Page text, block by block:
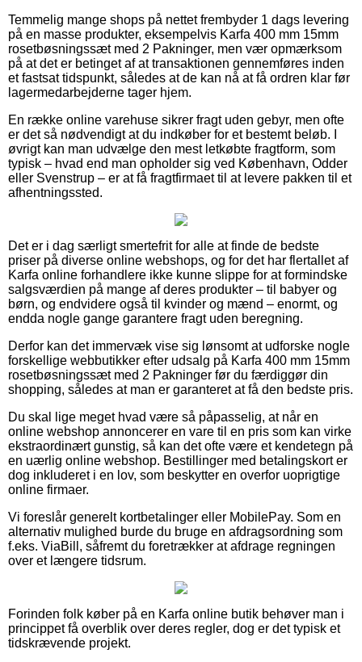
Temmelig mange shops på nettet frembyder 1 dags levering
på en masse produkter, eksempelvis Karfa 400 mm 15mm
rosetbøsningssæt med 2 Pakninger, men vær opmærksom
på at det er betinget af at transaktionen gennemføres inden
et fastsat tidspunkt, således at de kan nå at få ordren klar før
lagermedarbejderne tager hjem.
En række online varehuse sikrer fragt uden gebyr, men ofte
er det så nødvendigt at du indkøber for et bestemt beløb. I
øvrigt kan man udvælge den mest letkøbte fragtform, som
typisk – hvad end man opholder sig ved København, Odder
eller Svenstrup – er at få fragtfirmaet til at levere pakken til et
afhentningssted.
Det er i dag særligt smertefrit for alle at finde de bedste
priser på diverse online webshops, og for det har flertallet af
Karfa online forhandlere ikke kunne slippe for at formindske
salgsværdien på mange af deres produkter – til babyer og
børn, og endvidere også til kvinder og mænd – enormt, og
endda nogle gange garantere fragt uden beregning.
Derfor kan det immervæk vise sig lønsomt at udforske nogle
forskellige webbutikker efter udsalg på Karfa 400 mm 15mm
rosetbøsningssæt med 2 Pakninger før du færdiggør din
shopping, således at man er garanteret at få den bedste pris.
Du skal lige meget hvad være så påpasselig, at når en
online webshop annoncerer en vare til en pris som kan virke
ekstraordinært gunstig, så kan det ofte være et kendetegn på
en uærlig online webshop. Bestillinger med betalingskort er
dog inkluderet i en lov, som beskytter en overfor uoprigtige
online firmaer.
Vi foreslår generelt kortbetalinger eller MobilePay. Som en
alternativ mulighed burde du bruge en afdragsordning som
f.eks. ViaBill, såfremt du foretrækker at afdrage regningen
over et længere tidsrum.
Forinden folk køber på en Karfa online butik behøver man i
princippet få overblik over deres regler, dog er det typisk et
tidskrævende projekt.